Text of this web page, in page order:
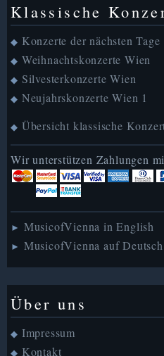
Klassische
◆ Konzerte der nächsten Tage
◆ Weihnachtskonzerte Wien
◆ Silvesterkonzerte Wien
◆ Neujahrskonzerte Wien 1
◆ Übersicht klassische
Wir unterstützen Zahlungen
► MusicofVienna in English
► MusicofVienna auf Deutsch
Über uns
◆ Impressum
◆ Kontakt